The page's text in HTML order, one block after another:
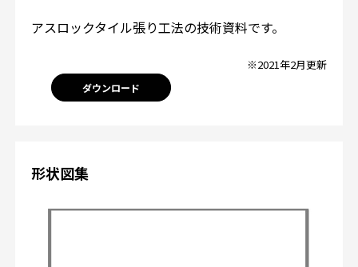
アスロックタイル張り工法の技術資料です。
※2021年2月更新
ダウンロード
形状図集